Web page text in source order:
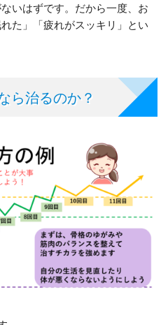
いはずです。だから一度、お
た」「疲れがスッキリ」とい
ら治るのか？